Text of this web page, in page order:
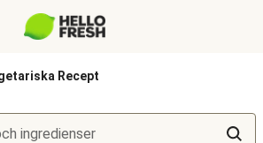
Recept
ingredienser